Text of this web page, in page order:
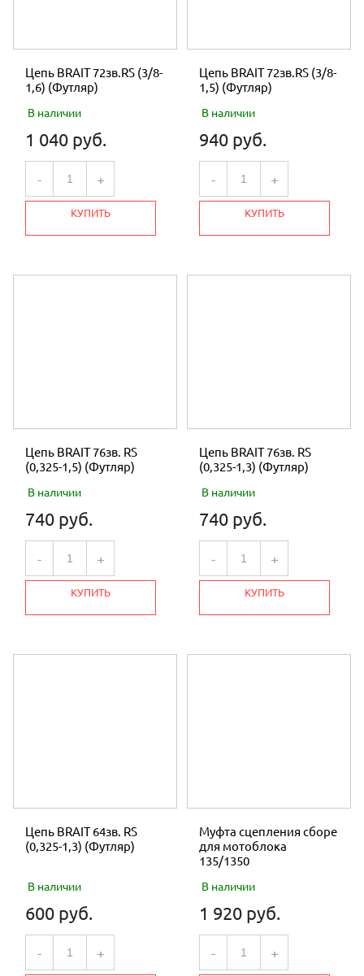
Цепь BRAIT 72зв.RS (3/8-
1,6) (Футляр)
В наличии
1 040 руб.
- +
КУПИТЬ
Цепь BRAIT 72зв.RS (3/8-
1,5) (Футляр)
В наличии
940 руб.
- +
КУПИТЬ
Цепь BRAIT 76зв. RS
(0,325-1,5) (Футляр)
В наличии
740 руб.
- +
КУПИТЬ
Цепь BRAIT 76зв. RS
(0,325-1,3) (Футляр)
В наличии
740 руб.
- +
КУПИТЬ
Цепь BRAIT 64зв. RS
(0,325-1,3) (Футляр)
В наличии
600 руб.
- +
Муфта сцепления сборе
для мотоблока
135/1350
В наличии
1 920 руб.
- +